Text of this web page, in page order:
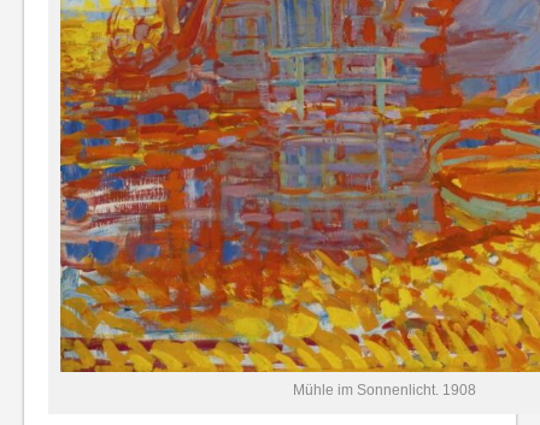
Mühle im Sonnenlicht. 1908